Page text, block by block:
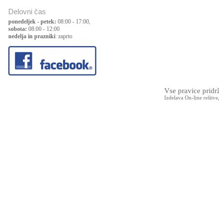
Delovni čas
ponedeljek - petek: 08:00 - 17:00,
sobota: 08:00 - 12:00
nedelja in prazniki: zaprto
Vse pravice
Izdelava On-line